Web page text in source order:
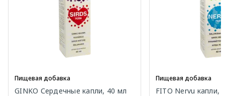
Пищевая добавка
GINKO Сердечные капли, 40 мл
Пищевая добавка
FITO Nervu капли,